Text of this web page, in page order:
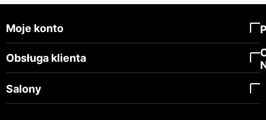
Moje konto
Obsługa klienta
Salony